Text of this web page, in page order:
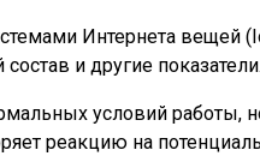
Интернета вещей
и другие показатели.
условий
реакцию на